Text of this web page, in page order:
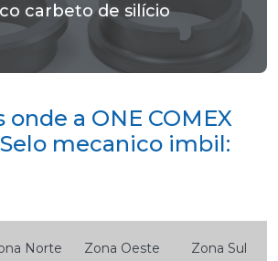
carbeto de silício
onde a ONE COMEX
mecanico imbil:
Norte Zona Oeste Zona Sul